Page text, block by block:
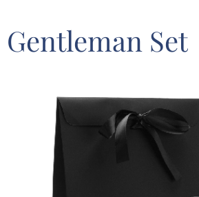
Gentleman Set